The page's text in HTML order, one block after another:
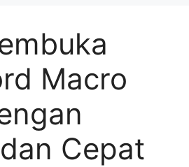
Macro
Cepat